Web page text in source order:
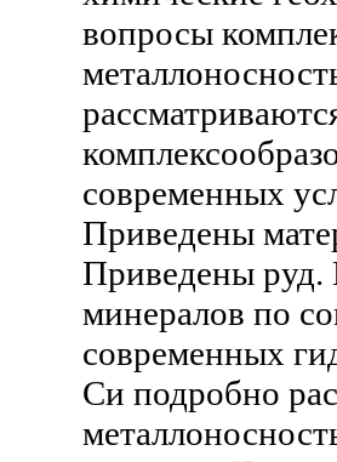
вопросы
современных
Приведены
Приведены руд.
минералов по
современных
Си подробно